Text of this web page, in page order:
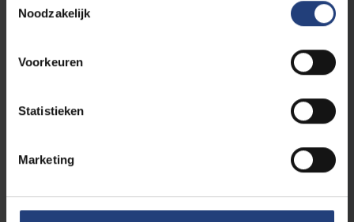
Noodzakelijk
Voorkeuren
Statistieken
Marketing
Woensdag